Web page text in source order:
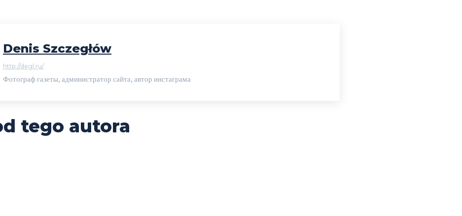
Denis Szczegłów
http://degl.ru/
Фотограф газеты, администратор сайта, автор инстаграма
tego autora